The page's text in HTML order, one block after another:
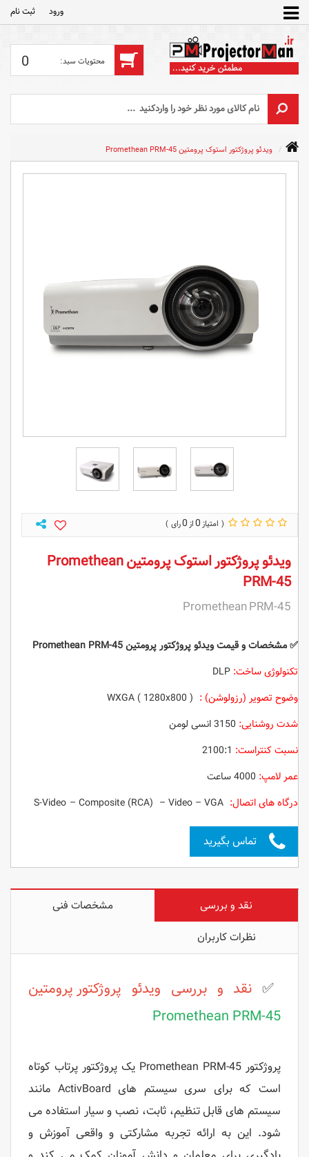
ورود ثبت‌ نام
0
ویدئو پروژکتور استوک پرومتین Promethean PRM-45
0
0
ویدئو پروژکتور استوک پرومتین Promethean
PRM-45
Promethean PRM-45
✅ مشخصات و قیمت ویدئو پروژکتورپرومتینPromethean PRM-45
تکنولوژی ساخت:
وضوح تصویر (رزولوشن) : WXGA ( 1280x800 )
شدت روشنایی: 3150 انسی لومن
نسبت کنتراست:
عمر لامپ:
درگاه های اتصال:
تماس بگیرید
نقد و بررسی
مشخصات فنی
نظرات کاربران
✅نقد و بررسی ویدئو پروژکتورپرومتین
Promethean PRM-45
پروژکتور Promethean PRM-45 یک پروژکتور پرتاب کوتاه
است که برای سری سیستم های ActivBoard مانند
سیستم های قابل تنظیم، ثابت، نصب و سیار استفاده می
شود. این به ارائه تجربه مشارکتی و واقعی آموزش و